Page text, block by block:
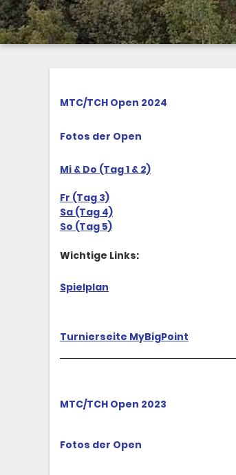
MTC/TCH Open 2024
Fotos der Open
Mi & Do (Tag 1 & 2)
Fr (Tag 3)
Sa (Tag 4)
So (Tag 5)
Wichtige Links:
Spielplan
Turnierseite MyBigPoint
MTC/TCH Open 2023
Fotos der Open